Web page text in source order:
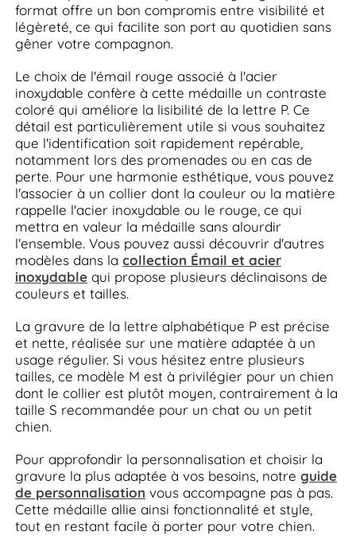
format offre un bon compromis entre visibilité et
légèreté, ce qui facilite son port au quotidien sans
gêner votre compagnon.
Le choix de l'émail rouge associé à l'acier
inoxydable confère à cette médaille un contraste
coloré qui améliore la lisibilité de la lettre P. Ce
détail est particulièrement utile si vous souhaitez
que l'identification soit rapidement repérable,
notamment lors des promenades ou en cas de
perte. Pour une harmonie esthétique, vous pouvez
l'associer à un collier dont la couleur ou la matière
rappelle l'acier inoxydable ou le rouge, ce qui
mettra en valeur la médaille sans alourdir
l'ensemble. Vous pouvez aussi découvrir d'autres
modèles dans la collection Émail et acier
inoxydablequi propose plusieurs déclinaisons de
couleurs et tailles.
La gravure de la lettre alphabétique P est précise
et nette, réalisée sur une matière adaptée à un
usage régulier. Si vous hésitez entre plusieurs
tailles, ce modèle M est à privilégier pour un chien
dont le collier est plutôt moyen, contrairement à la
taille S recommandée pour un chat ou un petit
chien.
Pour approfondir la personnalisation et choisir la
gravure la plus adaptée à vos besoins, notre guide
de personnalisation vous accompagne pas à pas.
Cette médaille allie ainsi fonctionnalité et style,
tout en restant facile à porter pour votre chien.